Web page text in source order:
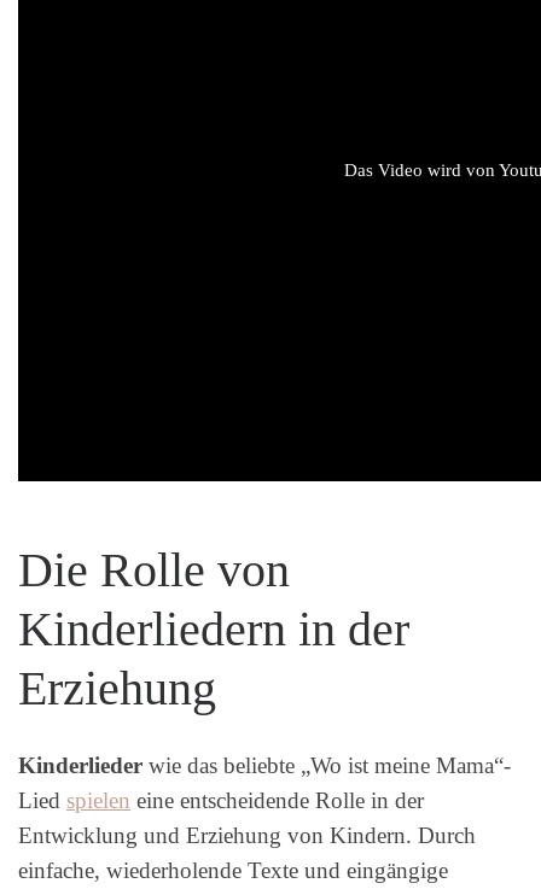
Das Video wird von
Die Rolle von
Kinderliedern in der
Erziehung
Kinderlieder wie das beliebte „Wo ist meine Mama“-
Lied spielen eine entscheidende Rolle in der
Entwicklung und Erziehung von Kindern. Durch
einfache, wiederholende Texte und eingängige